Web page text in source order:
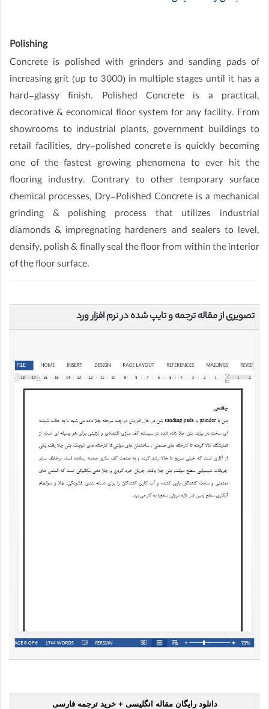
Polishing
Concrete is polished with grinders and sanding pads of
increasing grit (up to 3000) in multiple stages until it has a
hard-glassy finish. Polished Concrete is a practical,
decorative & economical floor system for any facility. From
showrooms to industrial plants, government buildings to
retail facilities, dry-polished concrete is quickly becoming
one of the fastest growing phenomena to ever hit the
flooring industry. Contrary to other temporary surface
chemical processes, Dry-Polished Concrete is a mechanical
grinding & polishing process that utilizes industrial
diamonds & impregnating hardeners and sealers to level,
densify, polish & finally seal the floor from within the interior
of the floor surface.
تصویری از مقاله ترجمه و تایپ شده در نرم افزار ورد
دانلود رایگان مقاله انگلیسی + خرید ترجمه فارسی